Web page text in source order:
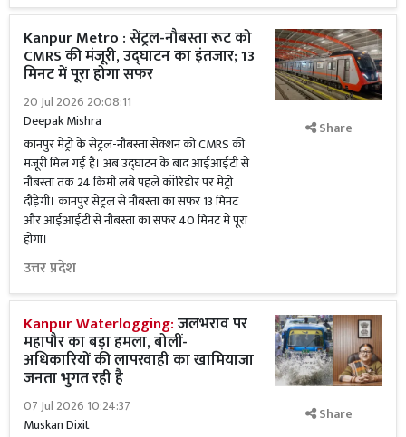
Kanpur Metro : सेंट्रल-नौबस्ता रूट को
CMRS की मंजूरी, उद्घाटन का इंतजार; 13
मिनट में पूरा होगा सफर
20 Jul 2026 20:08:11
Deepak Mishra
कानपुर मेट्रो के सेंट्रल-नौबस्ता सेक्शन को CMRS की
मंजूरी मिल गई है। अब उद्घाटन के बाद आईआईटी से
नौबस्ता तक 24 किमी लंबे पहले कॉरिडोर पर मेट्रो
दौड़ेगी। कानपुर सेंट्रल से नौबस्ता का सफर 13 मिनट
और आईआईटी से नौबस्ता का सफर 40 मिनट में पूरा
होगा।
उत्तर प्रदेश
Share
Kanpur Waterlogging:जलभराव पर
महापौर का बड़ा हमला, बोलीं-
अधिकारियों की लापरवाही का खामियाजा
जनता भुगत रही है
07 Jul 2026 10:24:37
Muskan Dixit
Share